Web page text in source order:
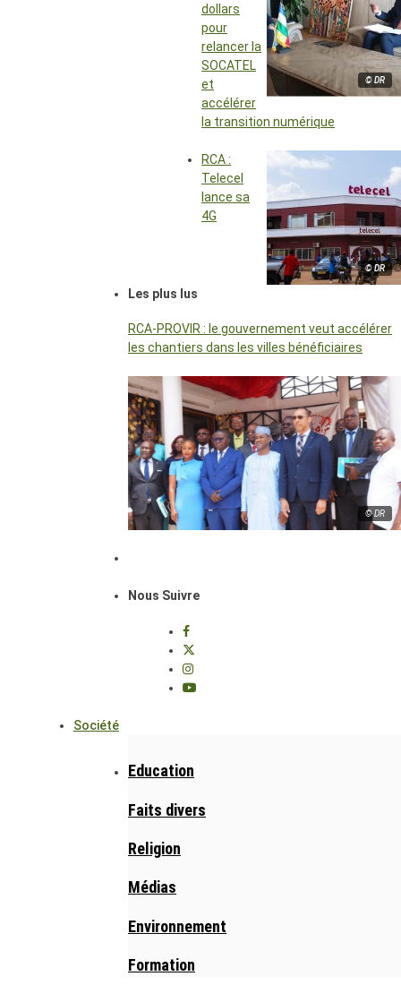
© DR
dollars
pour
relancer la
SOCATEL
et
accélérer
la transition numérique
© DR
RCA :
Telecel
lance sa
4G
Les plus lus
RCA-PROVIR : le gouvernement veut accélérer
les chantiers dans les villes bénéficiaires
© DR
Nous Suivre
Société
Education
Faits divers
Religion
Médias
Environnement
Formation